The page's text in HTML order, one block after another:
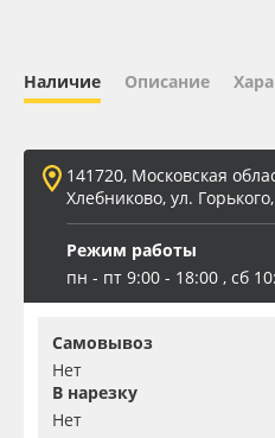
Orajet 3640
Плёнка монтажная Oratape
ПЭТ листовой
ПЭТ бэклит
Вспененный ПВХ
Баннер
Наличие Описание
141720, Московская
Хлебниково, ул.
Режим работы
пн - пт 9:00 - 18:00 , сб
Самовывоз
Нет
В нарезку
Нет